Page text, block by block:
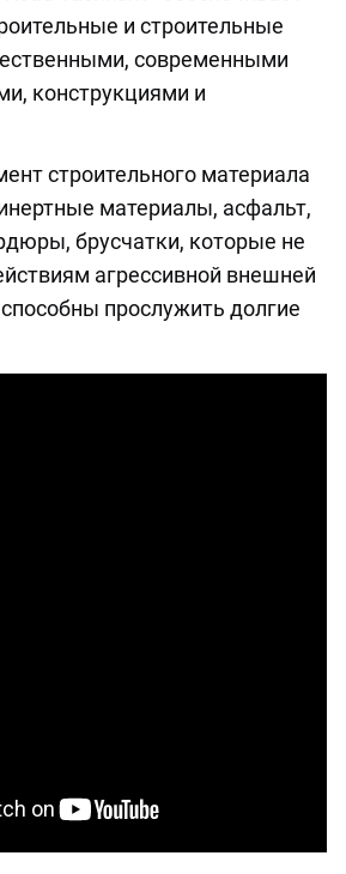
и строительные
современными
конструкциями и
строительного материала
материалы, асфальт,
брусчатки, которые не
агрессивной внешней
прослужить долгие